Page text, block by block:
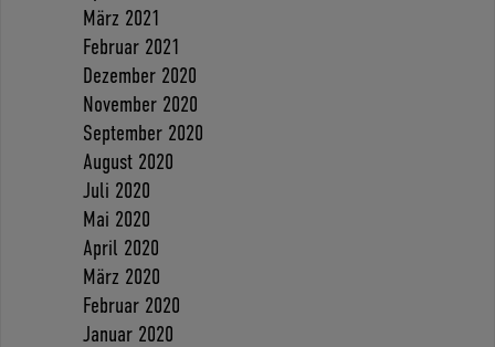
März 2021
Februar 2021
Dezember 2020
November 2020
September 2020
August 2020
Juli 2020
Mai 2020
April 2020
März 2020
Februar 2020
Januar 2020